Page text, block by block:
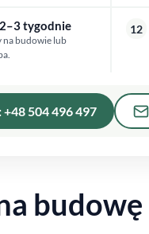
tygodnie
na budowie lub
12
504 496 497
budowę